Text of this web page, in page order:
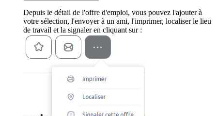
Depuis le détail de l'offre d'emploi, vous pouvez l'ajouter à
votre sélection, l'envoyer à un ami, l'imprimer, localiser le lieu
de travail et la signaler en cliquant sur :